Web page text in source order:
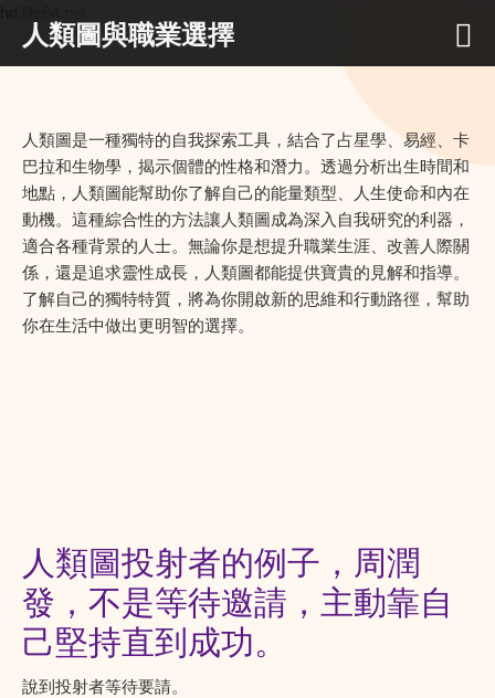
人類圖與職業選擇
人類圖是一種獨特的自我探索工具，結合了占星學、易經、卡
巴拉和生物學，揭示個體的性格和潛力。透過分析出生時間和
地點，人類圖能幫助你了解自己的能量類型、人生使命和內在
動機。這種綜合性的方法讓人類圖成為深入自我研究的利器，
適合各種背景的人士。無論你是想提升職業生涯、改善人際關
係，還是追求靈性成長，人類圖都能提供寶貴的見解和指導。
了解自己的獨特特質，將為你開啟新的思維和行動路徑，幫助
你在生活中做出更明智的選擇。
人類圖投射者的例子，周潤
發，不是等待邀請，主動靠自
己堅持直到成功。
說到投射者等待要請。